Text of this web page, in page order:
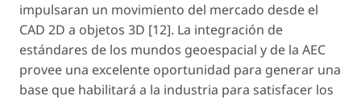
impulsaran un movimiento del mercado desde el
CAD 2D a objetos 3D [12]. La integración de
estándares de los mundos geoespacial y de la AEC
provee una excelente oportunidad para generar una
base que habilitará a la industria para satisfacer los